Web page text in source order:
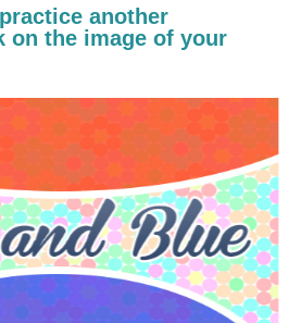
another
on the image of your